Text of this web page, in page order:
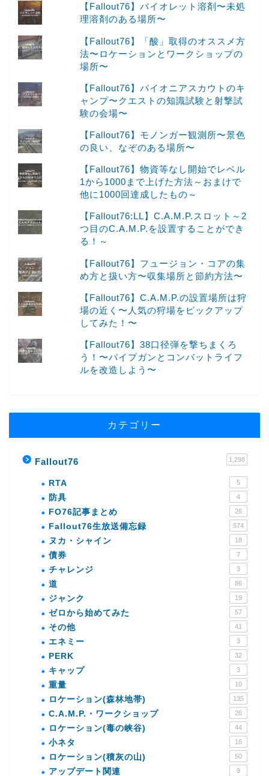
【Fallout76】バイオレット溶剤〜未処
理溶剤のある場所〜
【Fallout76】「酸」取得のオススメ方
法〜ロケーションとワークショップの
場所〜
【Fallout76】パイオニアスカウトのキ
ャンプ〜クエストの知識試験と射撃試
験の会場〜
【Fallout76】モノンガー観測所〜景色
の良い、なぞのある場所〜
【Fallout76】物資等なし開始でレベル
1から1000まで上げた方法～おまけで
他に1000回達成したもの～
【Fallout76:LL】C.A.M.P.スロット～2
つ目のC.A.M.P.を設置することができ
る！～
【Fallout76】フュージョン・コアの集
め方と扱い方〜収集場所と節約方法〜
【Fallout76】C.A.M.P.の設置場所は狩
場の近く〜人気の狩場をピックアップ
してみた！〜
【Fallout76】38口径弾を撃ちまくろ
う！〜パイプガンとコンバットライフ
ルを改造しよう〜
カテゴリー
Fallout76 1,298
RTA 5
防具 4
FO76記事まとめ 26
Fallout76生放送備忘録 574
ヌカ・シャイン 18
債券 7
チャレンジ 3
道 86
ジャンク 19
ゼロから始めてみた 57
その他 41
エネミー 3
PERK 32
キャップ 3
重量 10
ロケーション(森林地帯) 135
C.A.M.P.・ワークショップ 26
ロケーション(毒の峡谷) 44
小ネタ 16
ロケーション(積灰の山) 50
アップデート関連 9